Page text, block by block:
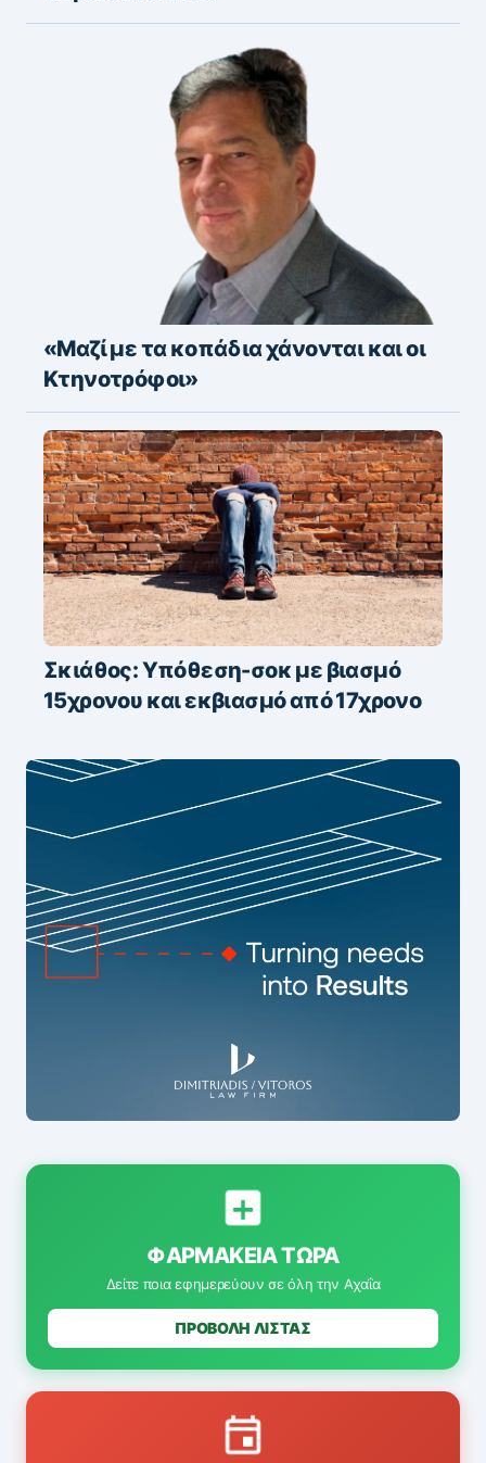
«Μαζί με τα κοπάδια χάνονται και οι
Κτηνοτρόφοι»
Σκιάθος: Υπόθεση-σοκ με βιασμό
15χρονου και εκβιασμό από 17χρονο
ΦΑΡΜΑΚΕΊΑ ΤΏΡΑ
Δείτε ποια εφημερεύουν σε όλη την Αχαΐα
ΠΡΟΒΟΛΗ ΛΙΣΤΑΣ